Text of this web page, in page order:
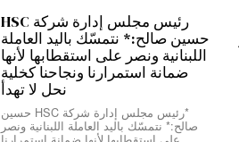
رئيس مجلس إدارة شركة HSC
حسين صالح:* نتمسّك باليد العاملة
اللبنانية ونصر على استقطابها لأنها
ضمانة استمرارنا ونجاحنا كخلية
نحل لا تهدأ
*رئيس مجلس إدارة شركة HSC حسين
صالح:* نتمسّك باليد العاملة اللبنانية ونصر